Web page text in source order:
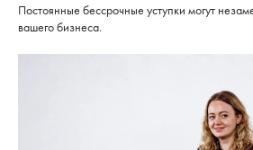
Постоянные бессрочные уступки могут
вашего бизнеса.